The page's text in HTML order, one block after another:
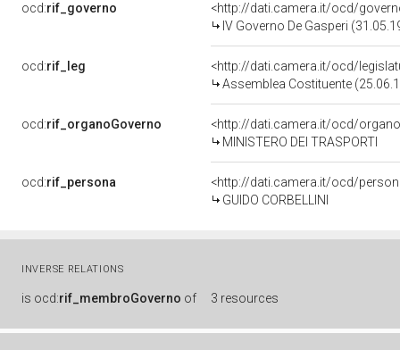
ocd:rif_governo
<http://dati.camera.it/ocd/
IV Governo De Gasperi
ocd:rif_leg
<http://dati.camera.it/ocd/
Assemblea Costituente
ocd:rif_organoGoverno
<http://dati.camera.it/ocd/
MINISTERO DEI TRASPORTI
ocd:rif_persona
<http://dati.camera.it/ocd/
GUIDO CORBELLINI
INVERSE RELATIONS
is ocd:rif_membroGoverno of 3 resources